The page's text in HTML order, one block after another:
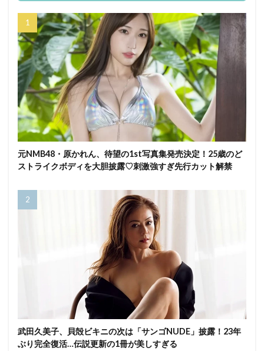
元NMB48・原かれん、待望の1st写真集発売決定！25歳のど
ストライクボディを大胆披露♡刺激強すぎ先行カット解禁
武田久美子、貝殻ビキニの次は「サンゴNUDE」披露！23年
ぶり完全復活…伝説更新の1冊が美しすぎる